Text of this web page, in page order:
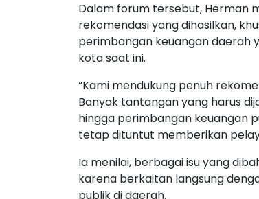
Dalam forum tersebut, Herman
rekomendasi yang dihasilkan,
perimbangan keuangan daerah
kota saat ini.
“Kami mendukung penuh
Banyak tantangan yang harus
hingga perimbangan keuangan
tetap dituntut memberikan
Ia menilai, berbagai isu yang
karena berkaitan langsung
publik di daerah.